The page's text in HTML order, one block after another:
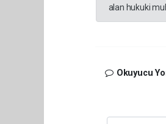
alan hukuki
Okuyucu